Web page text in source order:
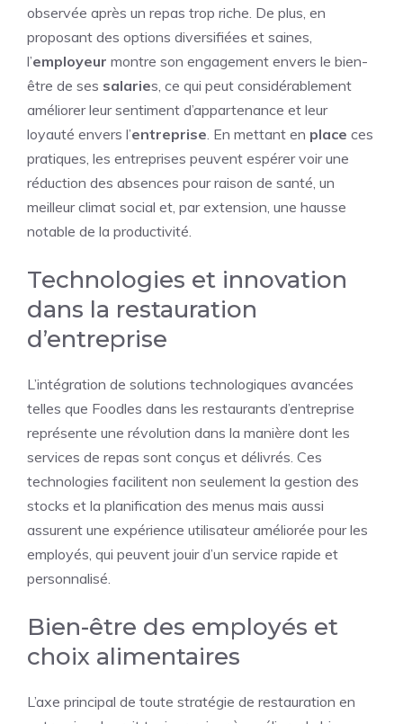
observée après un repas trop riche. De plus, en
proposant des options diversifiées et saines,
l’employeur montre son engagement envers le bien-
être de ses salaries, ce qui peut considérablement
améliorer leur sentiment d’appartenance et leur
loyauté envers l’entreprise . En mettant en place ces
pratiques, les entreprises peuvent espérer voir une
réduction des absences pour raison de santé, un
meilleur climat social et, par extension, une hausse
notable de la productivité.
Technologies et innovation
dans la restauration
d’entreprise
L’intégration de solutions technologiques avancées
telles que Foodles dans les restaurants d’entreprise
représente une révolution dans la manière dont les
services de repas sont conçus et délivrés. Ces
technologies facilitent non seulement la gestion des
stocks et la planification des menus mais aussi
assurent une expérience utilisateur améliorée pour les
employés, qui peuvent jouir d’un service rapide et
personnalisé.
Bien-être des employés et
choix alimentaires
L’axe principal de toute stratégie de restauration en